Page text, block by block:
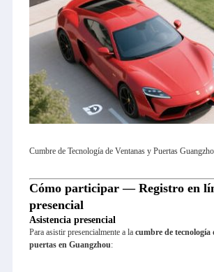
Cumbre de Tecnología de Ventanas y Puertas
Cómo participar — Registro en
presencial
Asistencia presencial
Para asistir presencialmente a la cumbre de tecnología
puertas en Guangzhou: